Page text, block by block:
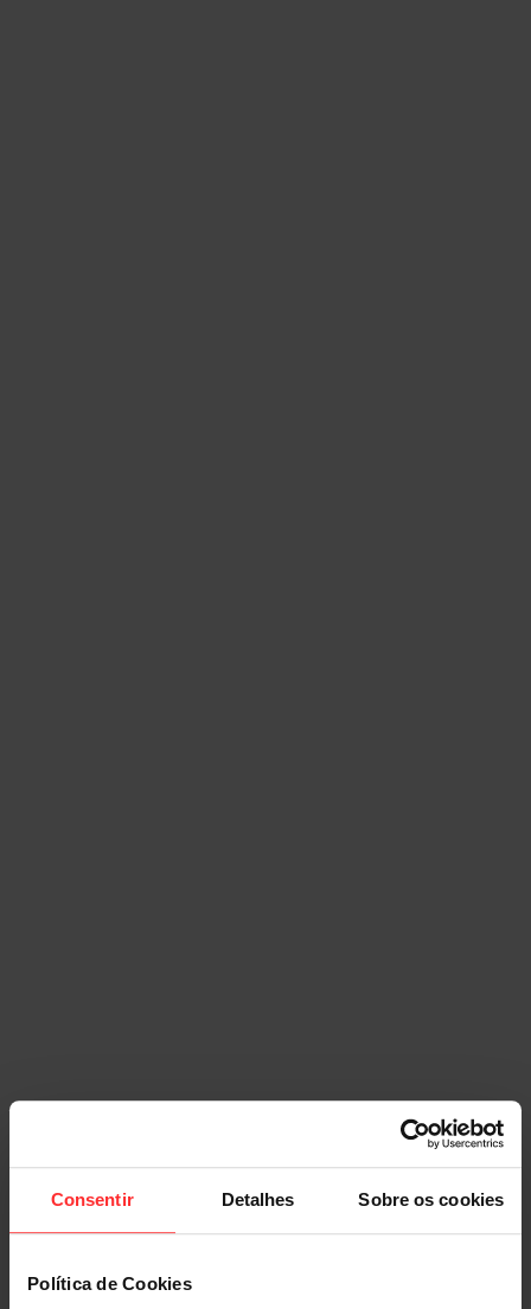
Consentir Detalhes Sobre os cookies
Política de Cookies